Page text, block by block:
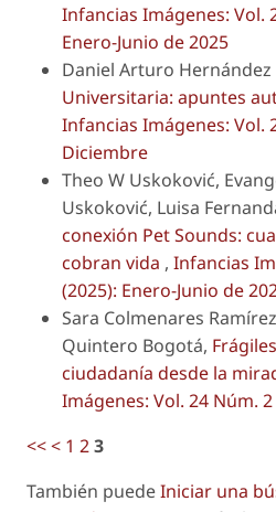
Infancias Imágenes: Vol.
Enero-Junio de 2025
Daniel Arturo Hernández
Universitaria: apuntes
Infancias Imágenes: Vol.
Diciembre
Theo W Uskoković,
Uskoković, Luisa
conexión Pet Sounds:
cobran vida , Infancias
(2025): Enero-Junio de
Sara Colmenares
Quintero Bogotá,
ciudadanía desde la
Imágenes: Vol. 24 Núm.
<<< 1 23
También puedeIniciar una